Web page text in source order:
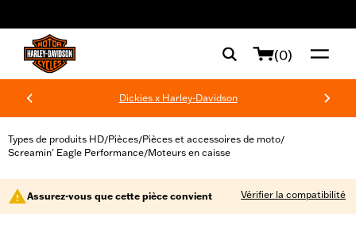
(0)
Dickies x Harley-Davidson
Types de produits HD/Pièces/Pièces et accessoires de moto/
Screamin' Eagle Performance/Moteurs en caisse
Assurez-vous que cette pièce convient Vérifier la compatibilité